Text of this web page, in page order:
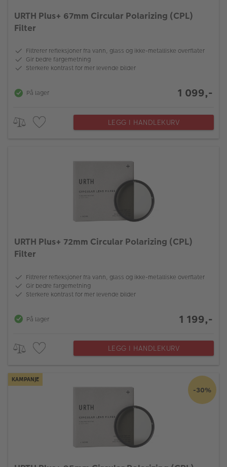
URTH Plus+ 67mm Circular Polarizing (CPL)
Filter
Filtrerer refleksjoner fra vann, glass og ikke-metalliske overflater
Gir bedre fargemetning
Sterkere kontrast for mer levende bilder
På lager 1 099,-
LEGG I HANDLEKURV
URTH Plus+ 72mm Circular Polarizing (CPL)
Filter
Filtrerer refleksjoner fra vann, glass og ikke-metalliske overflater
Gir bedre fargemetning
Sterkere kontrast for mer levende bilder
På lager 1 199,-
LEGG I HANDLEKURV
KAMPANJE
-30%